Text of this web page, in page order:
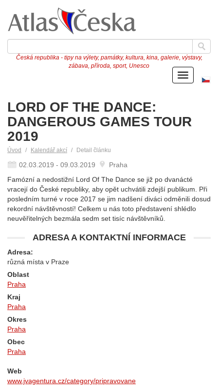
Česká republika - tipy na výlety, památky, kultura, kina, galerie, výstavy,
zábava, příroda, sport, Unesco
Menu
LORD OF THE DANCE:
DANGEROUS GAMES TOUR
2019
Úvod Kalendář akcí Detail článku
02.03.2019 - 09.03.2019
Praha
Famózní a nedostižní Lord Of The Dance se již po dvanácté
vracejí do České republiky, aby opět uchvátili zdejší publikum. Při
posledním turné v roce 2017 se jim nadšení diváci odměnili dosud
rekordní návštěvností! Celkem u nás toto představení shlédlo
neuvěřitelných bezmála sedm set tisíc návštěvníků.
ADRESA A KONTAKTNÍ INFORMACE
Adresa:
různá místa v Praze
Oblast
Praha
Kraj
Praha
Okres
Praha
Obec
Praha
Web
www.jvagentura.cz/category/pripravovane